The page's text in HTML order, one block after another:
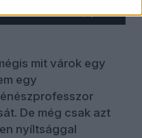
MTI/Illyés Tibor
mit várok egy
egy
De még csak azt
nyíltsággal